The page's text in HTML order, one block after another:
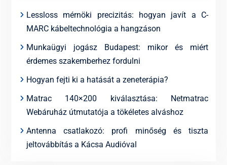
Lessloss mérnöki precizitás: hogyan javít a C-
MARC kábeltechnológia a hangzáson
Munkaügyi jogász Budapest: mikor és miért
érdemes szakemberhez fordulni
Hogyan fejti ki a hatását a zeneterápia?
Matrac 140×200 kiválasztása: Netmatrac
Webáruház útmutatója a tökéletes alváshoz
Antenna csatlakozó: profi minőség és tiszta
jeltovábbítás a Kácsa Audióval